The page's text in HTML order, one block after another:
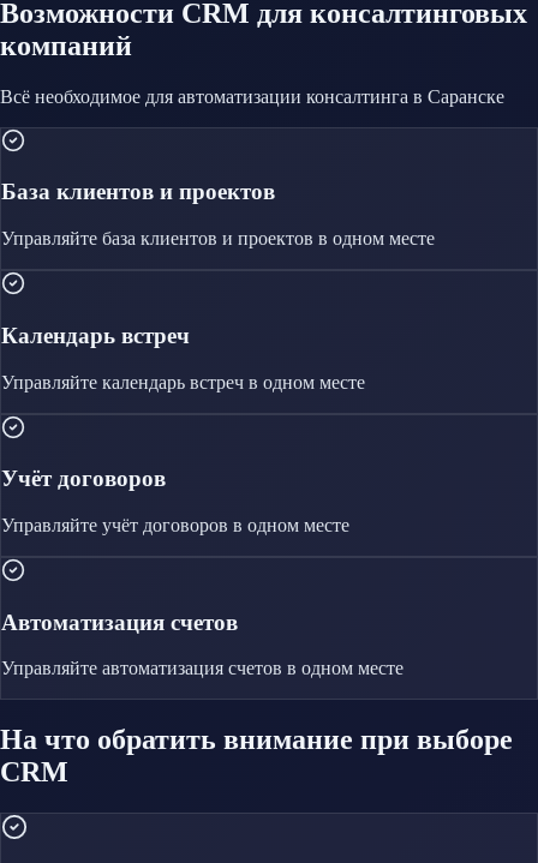
Возможности CRM для консалтинговых
компаний
Всё необходимое для автоматизации консалтинга в Саранске
База клиентов и проектов
Управляйте база клиентов и проектов в одном месте
Календарь встреч
Управляйте календарь встреч в одном месте
Учёт договоров
Управляйте учёт договоров в одном месте
Автоматизация счетов
Управляйте автоматизация счетов в одном месте
На что обратить внимание при выборе
CRM